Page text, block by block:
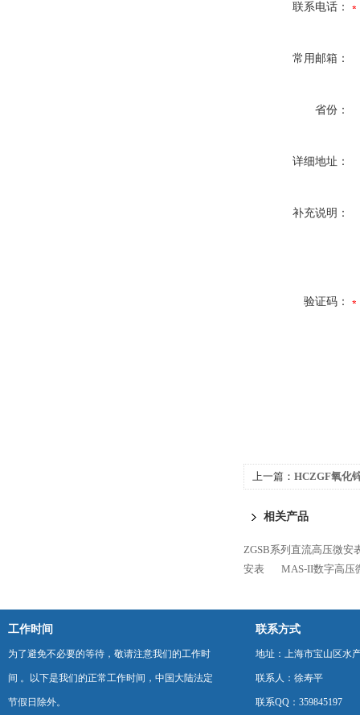
联系电话：
常用邮箱：
省份：
详细地址：
补充说明：
验证码：
上一篇： HCZGF氧化
相关产品
ZGSB系列直流高压微安
安表
MAS-II数字高压
工作时间
为了避免不必要的等待，敬请注意我们的工作时
间 。以下是我们的正常工作时间，中国大陆法定
节假日除外。
联系方式
地址：上海市宝山区水
联系人：徐寿平
联系QQ：359845197